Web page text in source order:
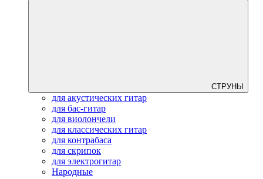
СТРУНЫ
для акустических гитар
для бас-гитар
для виолончели
для классических гитар
для контрабаса
для скрипок
для электрогитар
Народные